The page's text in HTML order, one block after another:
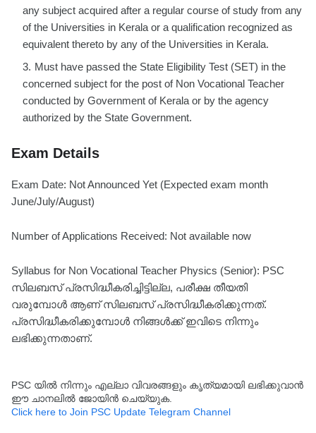
any subject acquired after a regular course of study from any
of the Universities in Kerala or a qualification recognized as
equivalent thereto by any of the Universities in Kerala.
Must have passed the State Eligibility Test (SET) in the
concerned subject for the post of Non Vocational Teacher
conducted by Government of Kerala or by the agency
authorized by the State Government.
Exam Details
Exam Date: Not Announced Yet (Expected exam month
June/July/August)
Number of Applications Received: Not available now
Syllabus for Non Vocational Teacher Physics (Senior): PSC
സിലബസ് പ്രസിദ്ധീകരിച്ചിട്ടില്ല, പരീക്ഷ തീയതി
വരുമ്പോൾ ആണ് സിലബസ് പ്രസിദ്ധീകരിക്കുന്നത്.
പ്രസിദ്ധീകരിക്കുമ്പോൾ നിങ്ങൾക്ക് ഇവിടെ നിന്നും
ലഭിക്കുന്നതാണ്.
PSC യിൽ നിന്നും എല്ലാ വിവരങ്ങളും കൃത്യമായി ലഭിക്കുവാൻ
ഈ ചാനലിൽ ജോയിൻ ചെയ്യുക.
Click here to Join PSC Update Telegram Channel